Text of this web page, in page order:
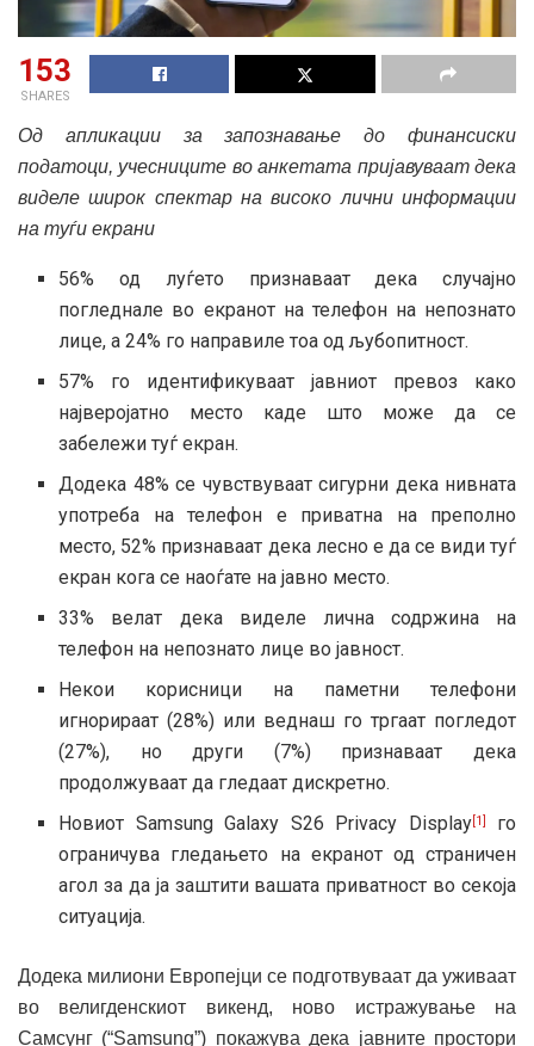
153
SHARES
Од апликации за запознавање до финансиски
податоци, учесниците во анкетата пријавуваат дека
виделе широк спектар на високо лични информации
на туѓи екрани
56% од луѓето признаваат дека случајно
погледнале во екранот на телефон на непознато
лице, а 24% го направиле тоа од љубопитност.
57% го идентификуваат јавниот превоз како
најверојатно место каде што може да се
забележи туѓ екран.
Додека 48% се чувствуваат сигурни дека нивната
употреба на телефон е приватна на преполно
место, 52% признаваат дека лесно е да се види туѓ
екран кога сe наоѓате на јавно место.
33% велат дека виделе лична содржина на
телефон на непознато лице во јавност.
Некои корисници на паметни телефони
игнорираат (28%) или веднаш го тргаат погледот
(27%), но други (7%) признаваат дека
продолжуваат да гледаат дискретно.
Новиот Samsung Galaxy S26 Privacy Display[1]
го
ограничува гледањето на екранот од страничен
агол за да ја заштити вашата приватност во секоја
ситуација.
Додека милиони Европејци се подготвуваат да уживаат
во велигденскиот викенд, ново истражување на
Самсунг (“Samsung”) покажува дека јавните простори